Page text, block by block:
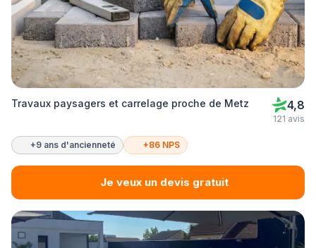
Travaux paysagers et carrelage proche de Metz 4,8
121 avis
+9 ans d'ancienneté +86 NPS
Je veux un devis gratuit